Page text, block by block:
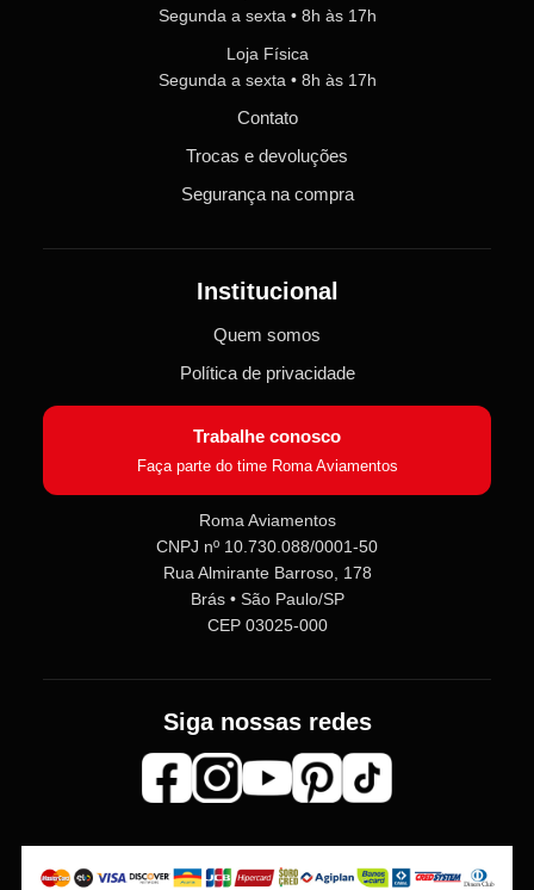
Roma Aviamentos
Online agora
Aviamentos!
Fale com a gente pelo SAC para tirar
dúvidas sobre pedidos e produtos,
ou entre no nossoGrupo VIP
receba em primeira mão
Segunda a sexta • 8h às 17h
Loja Física
Segunda a sexta • 8h às 17h
Contato
Trocas e devoluções
Segurança na compra
Institucional
Quem somos
Política de privacidade
Trabalhe conosco
Faça parte do time Roma Aviamentos
Roma Aviamentos
CNPJ nº 10.730.088/0001-50
Rua Almirante Barroso, 178
Brás • São Paulo/SP
CEP 03025-000
Siga nossas redes